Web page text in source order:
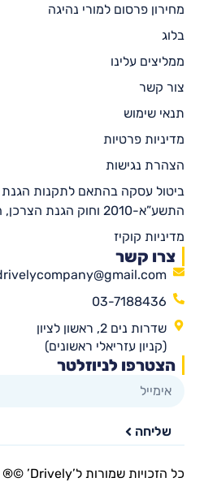
מחירון פרסום למורי נהיגה
בלוג
ממליצים עלינו
צור קשר
תנאי שימוש
מדיניות פרטיות
הצהרת נגישות
ביטול עסקה בהתאם לתקנות הגנת
התשע”א-2010 וחוק הגנת הצרכן, התשמ”א-1981″
מדיניות קוקיז
צרו קשר
03-7188436
שדרות נים 2, ראשון לציון
(קניון עזריאלי ראשונים)
הצטרפו לניוזלטר
שליחה
כל הזכויות שמורות ל’Drively’ ©®​